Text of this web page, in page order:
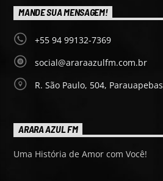
MANDE SUA MENSAGEM!
+55 94 99132-7369
social@araraazulfm.com.br
R. São Paulo, 504, Parauapebas
ARARA AZUL FM
Uma História de Amor com Você!